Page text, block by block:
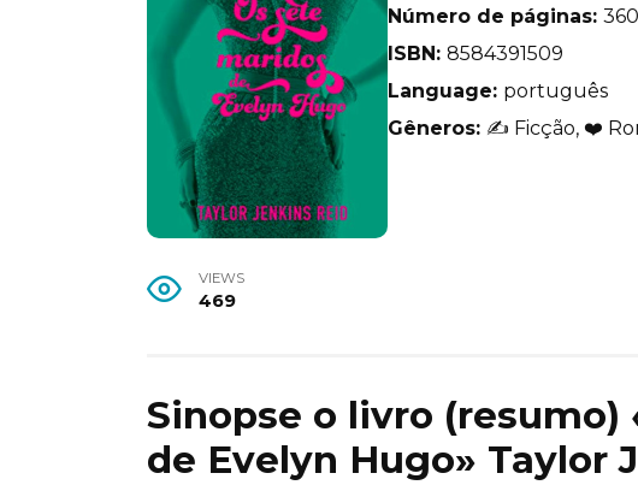
Número de páginas: 360
ISBN: 8584391509
Language: português
Gêneros: ✍️ Ficção, ❤️
VIEWS
469
Sinopse o livro (resumo)
de Evelyn Hugo» Taylor